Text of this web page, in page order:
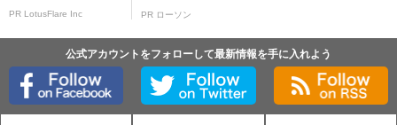
PR LotusFlare Inc PR ローソン
公式アカウントをフォローして最新情報を手に入れよう